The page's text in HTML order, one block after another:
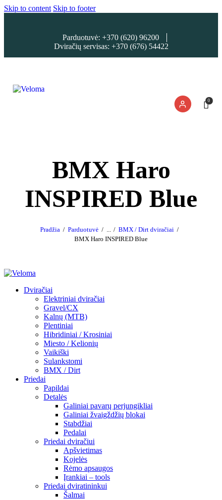
Skip to content Skip to footer
Parduotuvė: +370 (620) 96200
Dviračių servisas: +370 (676) 54422
0
BMX Haro
INSPIRED Blue
Pradžia Parduotuvė ...
BMX / Dirt dviračiai
BMX Haro INSPIRED Blue
Dviračiai
Elektriniai dviračiai
Gravel/CX
Kalnų (MTB)
Plentiniai
Hibridiniai / Krosiniai
Miesto / Kelionių
Vaikiški
Sulankstomi
BMX / Dirt
Priedai
Papildai
Detalės
Galiniai pavarų perjungikliai
Galiniai žvaigždžių blokai
Stabdžiai
Pedalai
Priedai dviračiui
Apšvietimas
Kojelės
Rėmo apsaugos
Įrankiai – tools
Priedai dviratininkui
Šalmai